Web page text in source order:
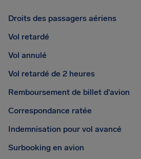
Droits des passagers aériens
Vol retardé
Vol annulé
Vol retardé de 2 heures
Remboursement de billet d'avion
Correspondance ratée
Indemnisation pour vol avancé
Surbooking en avion